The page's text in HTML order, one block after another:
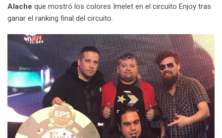
Alache que mostró los colores Imelet en el circuito Enjoy tras
ganar el ranking final del circuito.